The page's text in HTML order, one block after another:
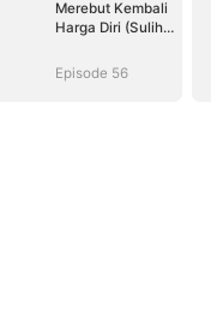
Merebut Kembali
Harga Diri (Sulih
Episode 56